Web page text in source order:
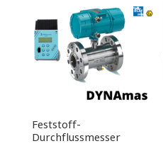
Feststoff-
Durchflussmesser